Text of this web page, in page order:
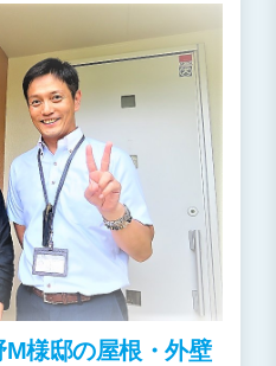
様邸の屋根・外壁